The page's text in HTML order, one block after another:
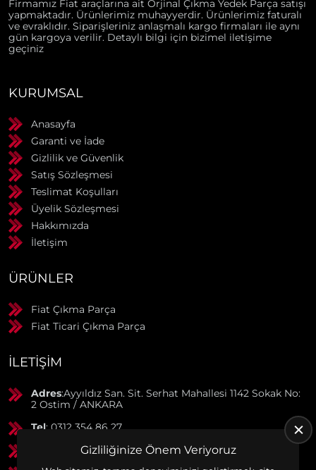
Firmamız Fiat araçlarına ait Orjinal Çıkma Yedek Parça satışı
yapmaktadır. Ürünlerimiz muhayyerdir. Ürünlerimiz faturalı
ve evraklıdır. Siparişleriniz anlaşmalı kargo firmaları ile aynı
gün kargoya verilir. Detaylı bilgi için bizimel iletişime
geçiniz
KURUMSAL
Anasayfa
Garanti ve İade
Gizlilik ve Güvenlik
Satış Sözleşmesi
Teslimat Koşulları
Üyelik Sözleşmesi
Hakkımızda
İletişim
ÜRÜNLER
Fiat Çıkma Parça
Fiat Ticari Çıkma Parça
İLETIŞIM
Adres:Ayyıldız San. Sit. Serhat Mahallesi 1142 Sokak No:
2 Ostim / ANKARA
Tel: 0312 354 86 27
: 0506 369 50 55
Gizliliğinize Önem Veriyoruz